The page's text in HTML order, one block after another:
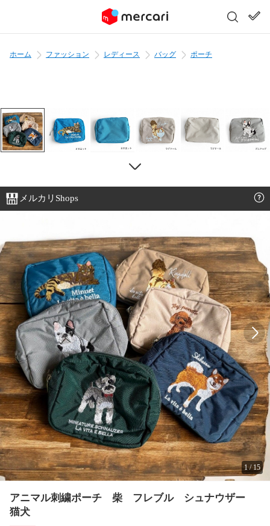
ホーム ファッション レディース バッグ ポーチ
メルカリShops
1/ 15
アニマル刺繍ポーチ 柴 フレブル シュナウザー
猫犬